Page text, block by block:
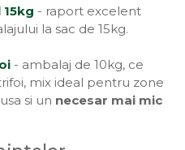
- raport excelent
la sac de 15kg.
- ambalaj de 10kg, ce
mix ideal pentru zone
si un necesar mai mic